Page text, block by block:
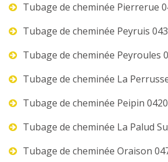
Tubage de cheminée Pierrerue
Tubage de cheminée Peyruis
Tubage de cheminée Peyroules
Tubage de cheminée La
Tubage de cheminée Peipin
Tubage de cheminée La Palud
Tubage de cheminée Oraison